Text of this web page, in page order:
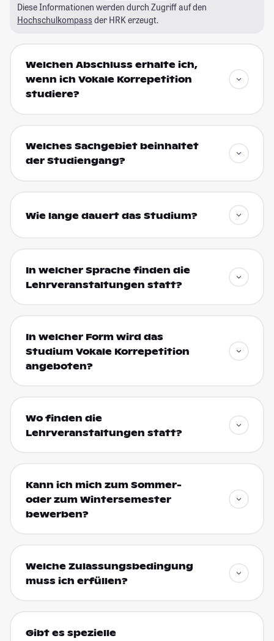
Diese Informationen werden durch Zugriff auf den
Hochschulkompass der HRK erzeugt.
Welchen Abschluss erhalte ich,
wenn ich Vokale Korrepetition
studiere?
Welches Sachgebiet beinhaltet
der Studiengang?
Wie lange dauert das Studium?
In welcher Sprache finden die
Lehrveranstaltungen statt?
In welcher Form wird das
Studium Vokale Korrepetition
angeboten?
Wo finden die
Lehrveranstaltungen statt?
Kann ich mich zum Sommer-
oder zum Wintersemester
bewerben?
Welche Zulassungsbedingung
muss ich erfüllen?
Gibt es spezielle